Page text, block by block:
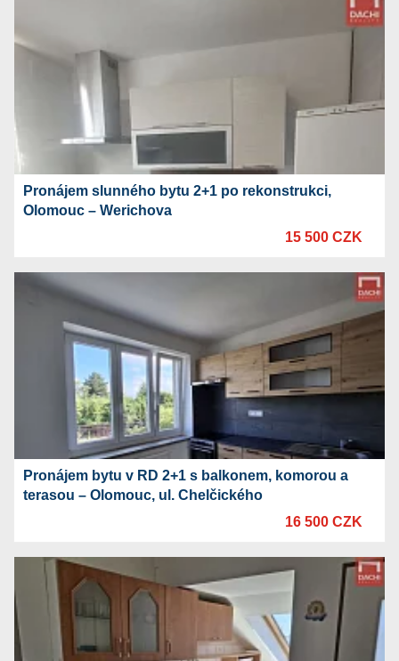
Pronájem slunného bytu 2+1 po rekonstrukci,
Olomouc – Werichova
15 500 CZK
Pronájem bytu v RD 2+1 s balkonem, komorou a
terasou – Olomouc, ul. Chelčického
16 500 CZK